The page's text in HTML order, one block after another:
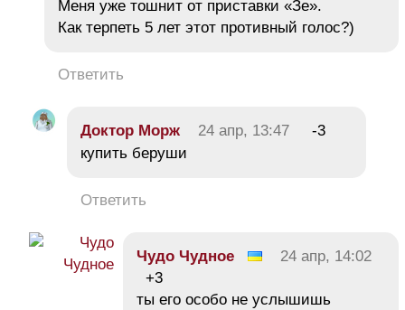
Меня уже тошнит от приставки «Зе».
Как терпеть 5 лет этот противный голос?)
Ответить
Дoктop Mopж 24 апр, 13:47
-3
купить беруши
Ответить
Чудо Чудное
24 апр, 14:02
+3
ты его особо не услышишь